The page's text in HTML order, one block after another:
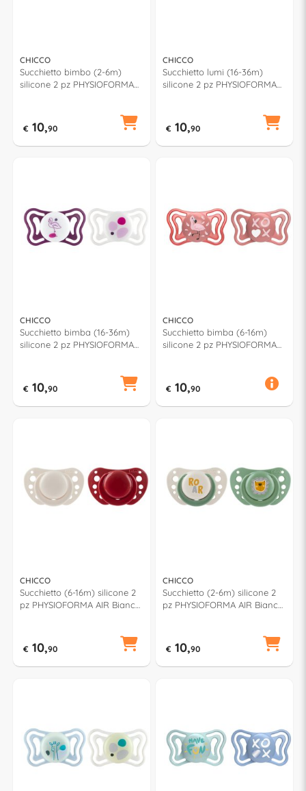
CHICCO
Succhietto bimbo (2-6m)
silicone 2 pz PHYSIOFORMA
€ 10,90
CHICCO
Succhietto lumi (16-36m)
silicone 2 pz PHYSIOFORMA
€ 10,90
CHICCO
Succhietto bimba (16-36m)
silicone 2 pz PHYSIOFORMA
€ 10,90
CHICCO
Succhietto bimba (6-16m)
silicone 2 pz PHYSIOFORMA
€ 10,90
CHICCO
Succhietto (6-16m) silicone 2
pz PHYSIOFORMA AIR Bianco
€ 10,90
CHICCO
Succhietto (2-6m) silicone 2
pz PHYSIOFORMA AIR Bianco
€ 10,90